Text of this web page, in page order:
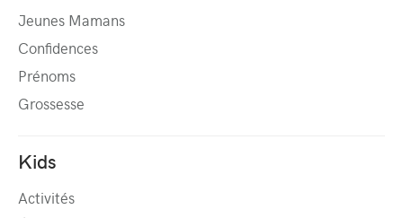
Jeunes Mamans
Confidences
Prénoms
Grossesse
Kids
Activités